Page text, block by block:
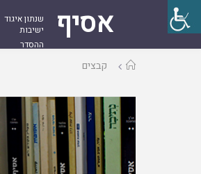
אסיף
שנתון איגוד
ישיבות
ההסדר
עמודקבצים